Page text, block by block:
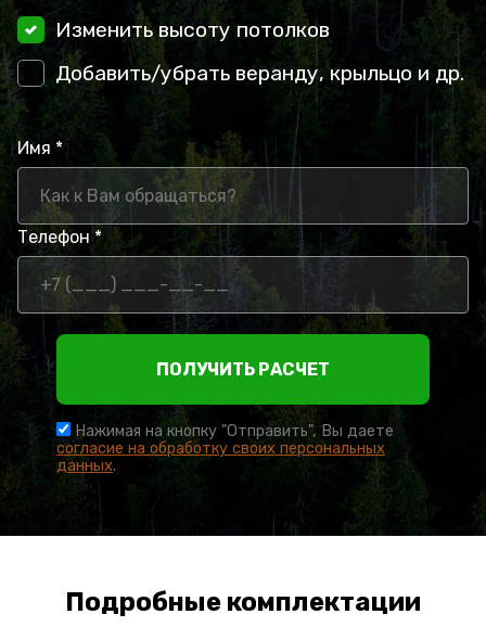
Изменить высоту потолков
Добавить/убрать веранду, крыльцо и др.
Имя *
Телефон *
ПОЛУЧИТЬ РАСЧЕТ
Нажимая на кнопку "Отправить", Вы даете
согласие на обработку своих персональных
данных.
Подробные комплектации